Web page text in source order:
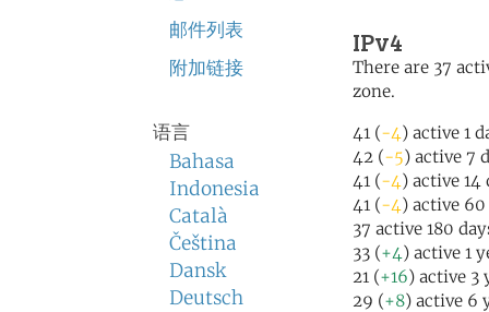
邮件列表
附加链接
语言
Bahasa
Indonesia
Català
Čeština
Dansk
Deutsch
IPv4
There are 37
zone.
41 (-4) active 1
42 (-5) active 7
41 (-4) active 14
41 (-4) active 60
37 active 180
33 (+4) active 1
21 (+16) active 3
29 (+8) active 6